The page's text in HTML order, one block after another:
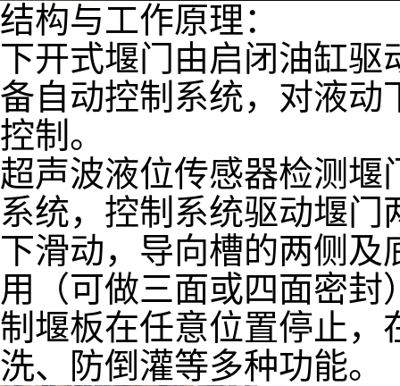
结构与工作原理：
下开式堰门由启闭油缸
备自动控制系统，对液动
控制。
超声波液位传感器检测
系统，控制系统驱动堰
下滑动，导向槽的两侧
用（可做三面或四面密
制堰板在任意位置停止，
洗、防倒灌等多种功能。